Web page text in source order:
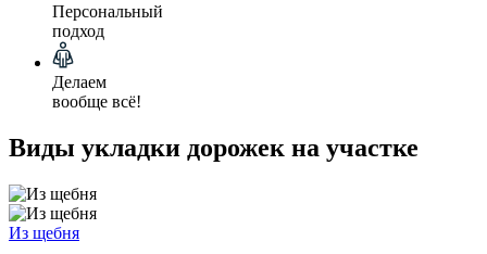
Персональный
подход
Делаем
вообще всё!
Виды укладки дорожек на участке
Из щебня